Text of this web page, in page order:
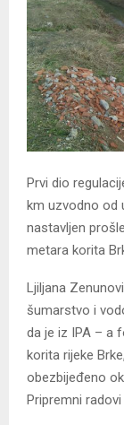
Prvi dio
km uzvodno od
nastavljen
metara korita
Ljiljana
šumarstvo i
da je iz IPA – a
korita rijeke
obezbijeđeno
Pripremni